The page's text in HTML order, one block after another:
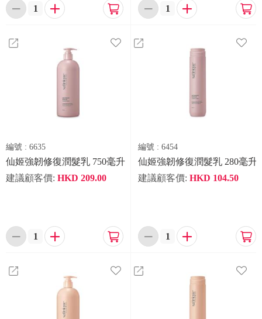
     
編號 : 6635
仙姬強韌修復潤髮乳 750毫升
建議顧客價: HKD 209.00
  
編號 : 6454
仙姬強韌修復潤髮乳 280毫升
建議顧客價: HKD 104.50
  